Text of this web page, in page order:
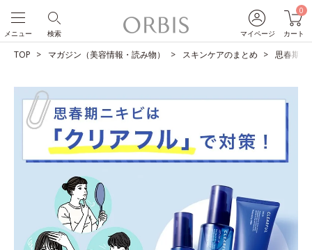
マイページ
0
カート
検索
メニュー
TOP マガジン（美容情報・読み物） スキンケアのまとめ 思春期ニ